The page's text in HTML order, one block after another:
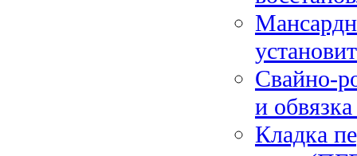
Свайно-
и
Кладка